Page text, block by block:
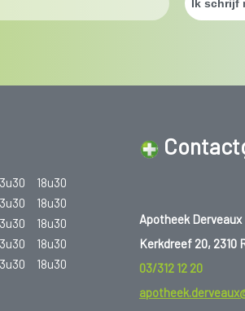
18u30
18u30
18u30
18u30
18u30
Apotheek Derveaux
Kerkdreef 20, 2310
03/312 12 20